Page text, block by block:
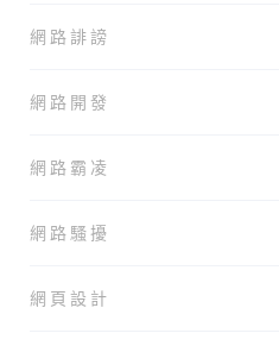
網路誹謗
網路開發
網路霸凌
網路騷擾
網頁設計